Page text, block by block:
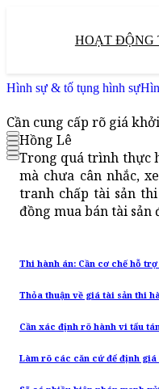
HOẠT ĐỘNG
Hình sự & tố tụng hình sự
Cần cung cấp rõ giá
Hồng Lê
Trong quá trình thực
mà chưa cân nhắc,
tranh chấp tài sản
đồng mua bán tài
Thi hành án: Cần cơ chế hỗ
Thỏa thuận về giá tài sản thi
Cần xác định rõ hành vi tẩu
Làm rõ các căn cứ để định